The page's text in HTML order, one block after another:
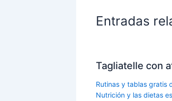
Entradas
Tagliatelle con
Rutinas y tablas gratis
Nutrición y las dietas